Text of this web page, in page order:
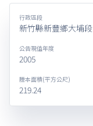
行政區段
新竹縣新豐鄉大埔段
公告現值年度
2005
謄本面積(平方公尺)
219.24